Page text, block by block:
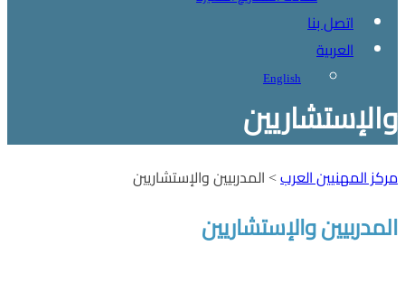
اتصل بنا
العربية
English
والإستشاريين
مركز المهنيين العرب> المدربيين والإستشاريين
المدربيين والإستشاريين